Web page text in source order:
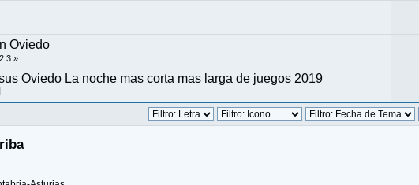
Oviedo
2 3 »
Oviedo La noche mas corta mas larga de juegos 2019